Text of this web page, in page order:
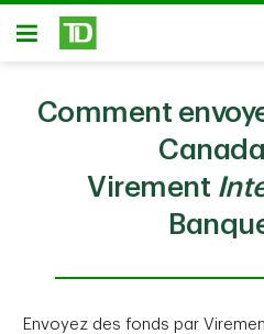
Passer au contenu principal
Ouvert
Comment
Virement
Envoyez des fonds par